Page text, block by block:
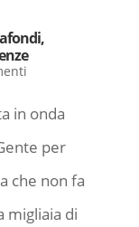
in onda
per
che non fa
migliaia di